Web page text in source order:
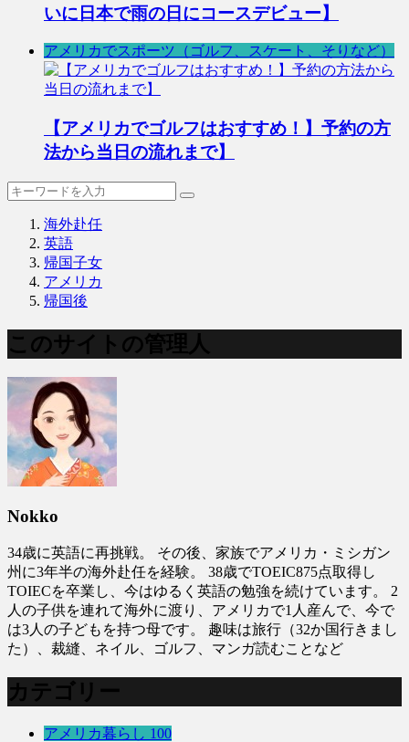
いに日本で雨の日にコースデビュー】
アメリカでスポーツ（ゴルフ、スケート、そりなど）
【アメリカでゴルフはおすすめ！】予約の方
法から当日の流れまで】
海外赴任
英語
帰国子女
アメリカ
帰国後
このサイトの管理人
Nokko
34歳に英語に再挑戦。 その後、家族でアメリカ・ミシガン
州に3年半の海外赴任を経験。 38歳でTOEIC875点取得し
TOIECを卒業し、今はゆるく英語の勉強を続けています。 2
人の子供を連れて海外に渡り、アメリカで1人産んで、今で
は3人の子どもを持つ母です。 趣味は旅行（32か国行きまし
た）、裁縫、ネイル、ゴルフ、マンガ読むことなど
カテゴリー
アメリカ暮らし 100